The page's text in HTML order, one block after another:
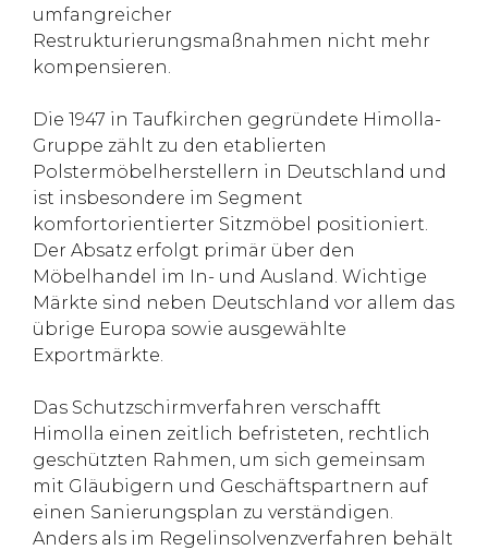
umfangreicher
Restrukturierungsmaßnahmen nicht mehr
kompensieren.
Die 1947 in Taufkirchen gegründete Himolla-
Gruppe zählt zu den etablierten
Polstermöbelherstellern in Deutschland und
ist insbesondere im Segment
komfortorientierter Sitzmöbel positioniert.
Der Absatz erfolgt primär über den
Möbelhandel im In- und Ausland. Wichtige
Märkte sind neben Deutschland vor allem das
übrige Europa sowie ausgewählte
Exportmärkte.
Das Schutzschirmverfahren verschafft
Himolla einen zeitlich befristeten, rechtlich
geschützten Rahmen, um sich gemeinsam
mit Gläubigern und Geschäftspartnern auf
einen Sanierungsplan zu verständigen.
Anders als im Regelinsolvenzverfahren behält